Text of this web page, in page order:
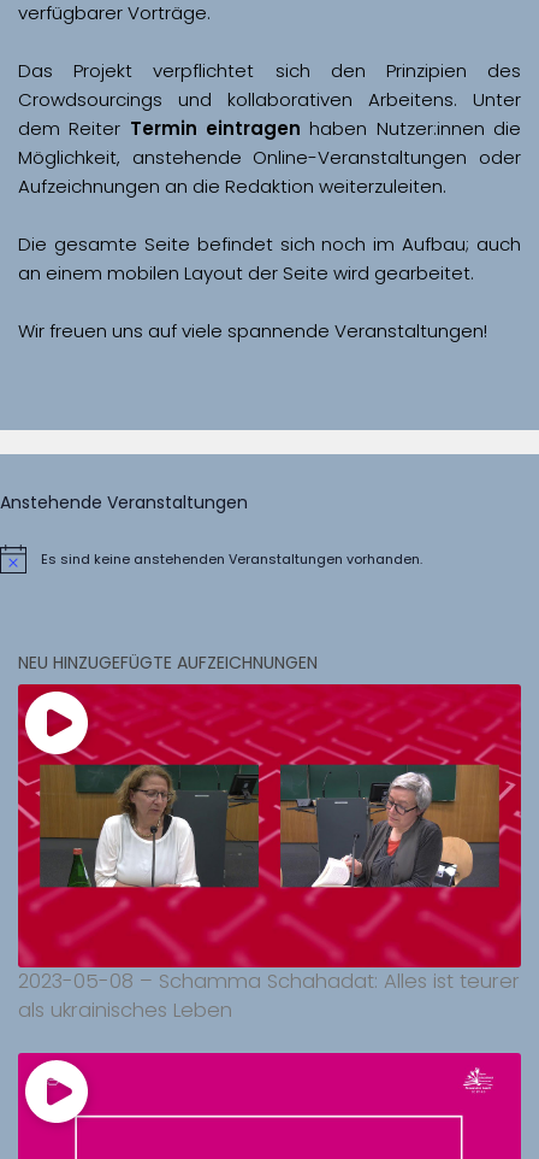
Das Projekt verpflichtet sich den Prinzipien des
Crowdsourcings und kollaborativen Arbeitens. Unter
dem Reiter Termin eintragen haben Nutzer:innen die
Möglichkeit, anstehende Online-Veranstaltungen oder
Aufzeichnungen an die Redaktion weiterzuleiten.
Die gesamte Seite befindet sich noch im Aufbau; auch
Wir freuen uns auf viele spannende Veranstaltungen!
Anstehende Veranstaltungen
HinweisEs sind keine anstehenden Veranstaltungen vorhanden.
NEU HINZUGEFÜGTE AUFZEICHNUNGEN
2023-05-08 – Schamma Schahadat: Alles ist teurer
als ukrainisches Leben